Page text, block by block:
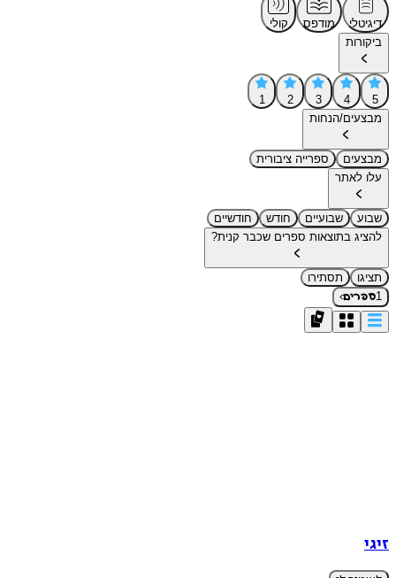
דיגיטלי מודפס
קולי
ביקורות
5
4
3
2
1
מבצעים/הנחות
מבצעים
ספרייה ציבורית
עלו לאתר
שבוע שבועיים חודש
חודשיים
להציג בתוצאות ספרים שכבר קנית?
תציגו
תסתירו
1ספרים›
זיגי